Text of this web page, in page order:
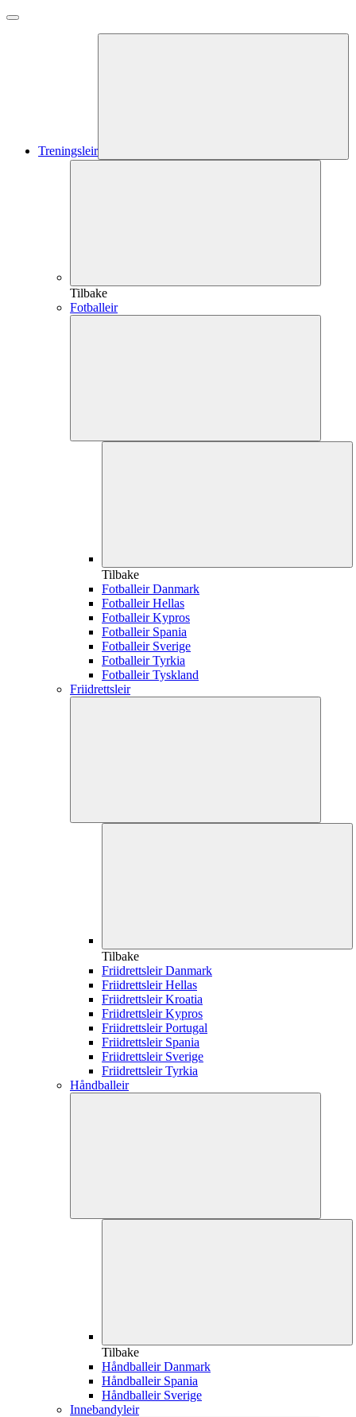
Treningsleir
Tilbake
Fotballeir
Tilbake
Fotballeir Danmark
Fotballeir Hellas
Fotballeir Kypros
Fotballeir Spania
Fotballeir Sverige
Fotballeir Tyrkia
Fotballeir Tyskland
Friidrettsleir
Tilbake
Friidrettsleir Danmark
Friidrettsleir Hellas
Friidrettsleir Kroatia
Friidrettsleir Kypros
Friidrettsleir Portugal
Friidrettsleir Spania
Friidrettsleir Sverige
Friidrettsleir Tyrkia
Håndballeir
Tilbake
Håndballeir Danmark
Håndballeir Spania
Håndballeir Sverige
Innebandyleir